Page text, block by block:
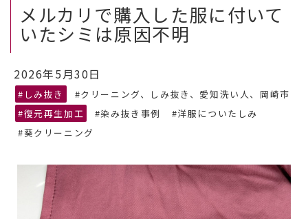
メルカリで購入した服に付いて
いたシミは原因不明
2026年5月30日
#しみ抜き
#クリーニング、しみ抜き、愛知洗い人、岡崎市
#復元再生加工
#染み抜き事例
#洋服についたしみ
#葵クリーニング